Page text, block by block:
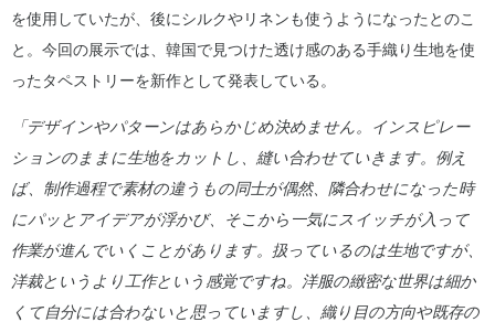
を使用していたが、後にシルクやリネンも使うようになったとのこ
と。今回の展示では、韓国で見つけた透け感のある手織り生地を使
ったタペストリーを新作として発表している。
「デザインやパターンはあらかじめ決めません。インスピレー
ションのままに生地をカットし、縫い合わせていきます。例え
ば、制作過程で素材の違うもの同士が偶然、隣合わせになった時
にパッとアイデアが浮かび、そこから一気にスイッチが入って
作業が進んでいくことがあります。扱っているのは生地ですが、
洋裁というより工作という感覚ですね。洋服の緻密な世界は細か
くて自分には合わないと思っていますし、織り目の方向や既存の